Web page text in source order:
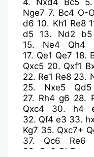
4. Nxd4 Bc5 5.
Nge7 7. Bc4 O-O
d6 10. Kh1 Re8
d5
13. Nd2 b5
15. Ne4 Qh4
17. Qe1 Qe7 18.
Qxc5 20. Qxf1
22. Re1 Re8 23.
25. Nxe5 Qd5
27. Rh4 g6 28.
Qxc4
30. h4
32. Qf4 e3 33.
Kg7 35. Qxc7+
37. Qc6 Re6
39.
Qc6 Qh5+